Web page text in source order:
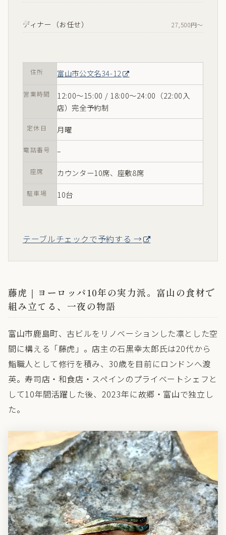
ディナー（お任せ） 27,500円〜
住所 富山市公文名34-12
営業時間
12:00〜15:00 / 18:00〜24:00（22:00入
店）完全予約制
定休日 月曜
電話番号 –
座席 カウンター10席、座敷8席
駐車場 10台
テーブルチェックで予約する →
藤虎｜ヨーロッパ10年の実力派。富山の食材で
組み立てる、一夜の物語
富山市鹿島町、古ビルをリノベーションした凛とした空
間に構える「藤虎」。店主の石黒幸太郎氏は20代から
鮨職人として修行を積み、30歳を目前にロンドンへ渡
英。寿司店・和食店・スペインのプライベートシェフと
して10年間活躍した後、2023年に故郷・富山で独立し
た。